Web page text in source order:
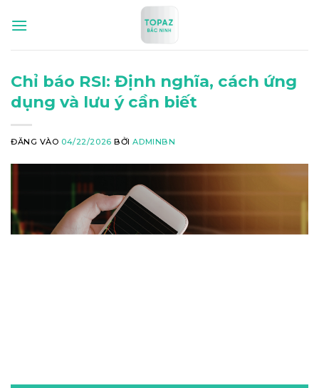
qua
Chỉ báo RSI: Định nghĩa, cách ứng
dụng và lưu ý cần biết
ĐĂNG VÀO 04/22/2026 BỞIADMINBN